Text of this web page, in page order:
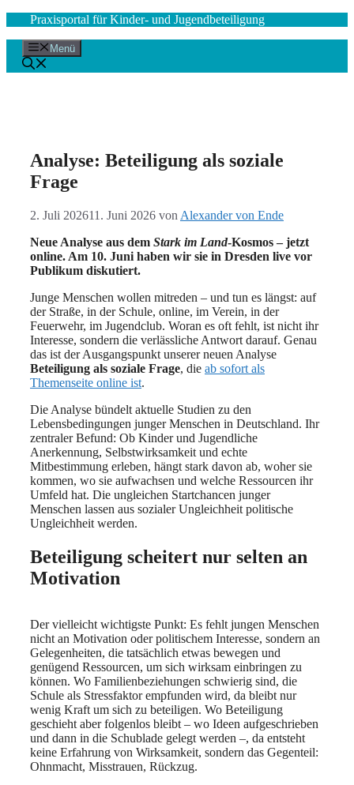
springen
Praxisportal für Kinder- und Jugendbeteiligung
Menü
Analyse: Beteiligung als soziale
Frage
2. Juli 202611. Juni 2026 von Alexander von Ende
Neue Analyse aus dem Stark im Land-Kosmos – jetzt
online. Am 10. Juni haben wir sie in Dresden live vor
Publikum diskutiert.
Junge Menschen wollen mitreden – und tun es längst: auf
der Straße, in der Schule, online, im Verein, in der
Feuerwehr, im Jugendclub. Woran es oft fehlt, ist nicht ihr
Interesse, sondern die verlässliche Antwort darauf. Genau
das ist der Ausgangspunkt unserer neuen Analyse
Beteiligung als soziale Frage, die ab sofort als
Themenseite online ist.
Die Analyse bündelt aktuelle Studien zu den
Lebensbedingungen junger Menschen in Deutschland. Ihr
zentraler Befund: Ob Kinder und Jugendliche
Anerkennung, Selbstwirksamkeit und echte
Mitbestimmung erleben, hängt stark davon ab, woher sie
kommen, wo sie aufwachsen und welche Ressourcen ihr
Umfeld hat. Die ungleichen Startchancen junger
Menschen lassen aus sozialer Ungleichheit politische
Ungleichheit werden.
Beteiligung scheitert nur selten an
Motivation
Der vielleicht wichtigste Punkt: Es fehlt jungen Menschen
nicht an Motivation oder politischem Interesse, sondern an
Gelegenheiten, die tatsächlich etwas bewegen und
genügend Ressourcen, um sich wirksam einbringen zu
können. Wo Familienbeziehungen schwierig sind, die
Schule als Stressfaktor empfunden wird, da bleibt nur
wenig Kraft um sich zu beteiligen. Wo Beteiligung
geschieht aber folgenlos bleibt – wo Ideen aufgeschrieben
und dann in die Schublade gelegt werden –, da entsteht
keine Erfahrung von Wirksamkeit, sondern das Gegenteil:
Ohnmacht, Misstrauen, Rückzug.